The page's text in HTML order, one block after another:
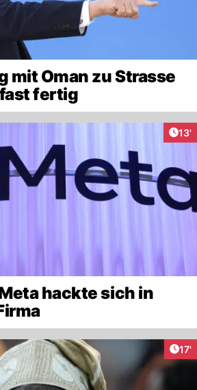
mit Oman zu Strasse
fertig
13'
hackte sich in
17'